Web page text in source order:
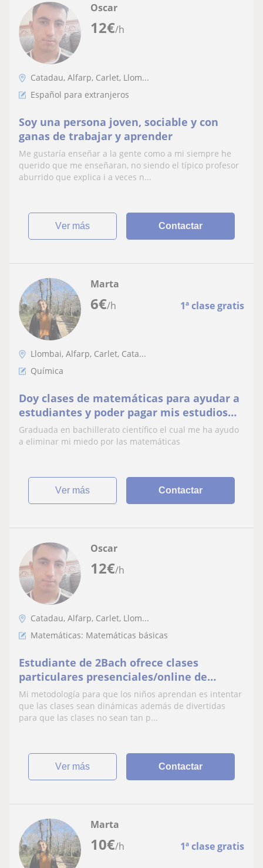
12€/h
Oscar
Catadau, Alfarp, Carlet, Llom...
Español para extranjeros
Soy una persona joven, sociable y con
ganas de trabajar y aprender
Me gustaría enseñar a la gente como a mi siempre he
querido que me enseñaran, no siendo el típico profesor
aburrido que explica i a veces n...
ver más Contactar
6€/h 1ª clase gratis
Marta
Llombai, Alfarp, Carlet, Cata...
Química
Doy clases de matemáticas para ayudar a
estudiantes y poder pagar mis estudios
universitarios
Graduada en bachillerato científico el cual me ha ayudo
a eliminar mi miedo por las matemáticas
ver más Contactar
12€/h
Oscar
Catadau, Alfarp, Carlet, Llom...
Matemáticas: Matemáticas básicas
Estudiante de 2Bach ofrece clases
particulares presenciales/online de
matemáticas para niños en Valencia
Mi metodología para que los niños aprendan es intentar
que las clases sean dinámicas además de divertidas
para que las clases no sean tan p...
ver más Contactar
10€/h 1ª clase gratis
Marta